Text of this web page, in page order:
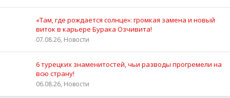
«Там, где рождается солнце»: громкая замена и новый
виток в карьере Бурака Озчивита!
07.08.26, Новости
6 турецких знаменитостей, чьи разводы прогремели на
всю страну!
06.08.26, Новости